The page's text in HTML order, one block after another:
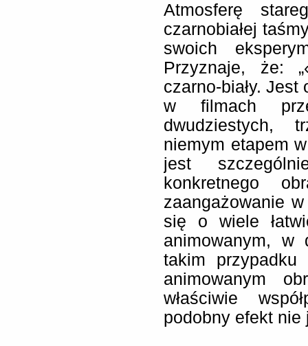
Atmosferę
czarnobiałej
swoich
Przyznaje, że:
czarno-biały.
w filmach
dwudziestych,
niemym etapem
jest
konkretnego
zaangażowanie
się o wiele
animowanym, w
takim
animowanym
właściwie
podobny efekt nie